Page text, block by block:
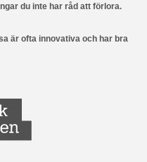
du inte har råd att förlora.
är ofta innovativa och har bra